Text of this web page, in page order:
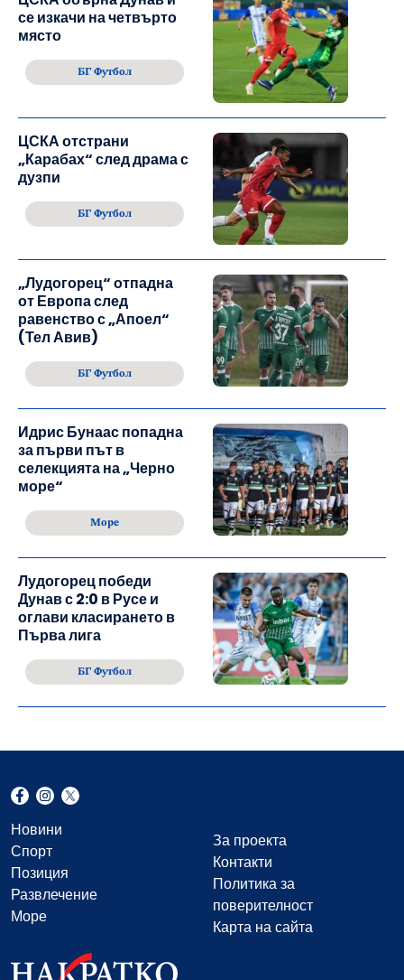
се изкачи на четвърто
място
БГ Футбол
ЦСКА отстрани
„Карабах“ след драма с
дузпи
БГ Футбол
„Лудогорец“ отпадна
от Европа след
равенство с „Апоел“
(Тел Авив)
БГ Футбол
Идрис Бунаас попадна
за първи път в
селекцията на „Черно
море“
Море
Лудогорец победи
Дунав с 2:0 в Русе и
оглави класирането в
Първа лига
БГ Футбол
Новини
Спорт
Позиция
Развлечение
Море
За проекта
Контакти
Политика за
поверителност
Карта на сайта